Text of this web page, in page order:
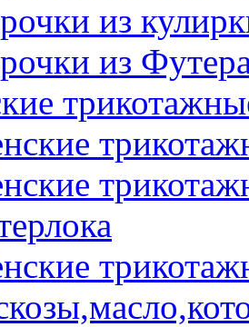
из
из